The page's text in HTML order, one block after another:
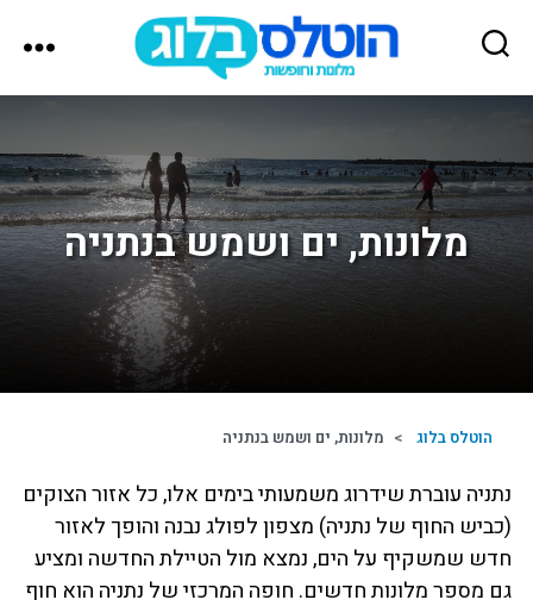
הוטלס
מלונות, ים ושמש בנתניה
הוטלס בלוג > מלונות, ים ושמש בנתניה
נתניה עוברת שידרוג משמעותי בימים אלו, כל אזור הצוקים
(כביש החוף של נתניה) מצפון לפולג נבנה והופך לאזור
חדש שמשקיף על הים, נמצא מול הטיילת החדשה ומציע
גם מספר מלונות חדשים. חופה המרכזי של נתניה הוא חוף